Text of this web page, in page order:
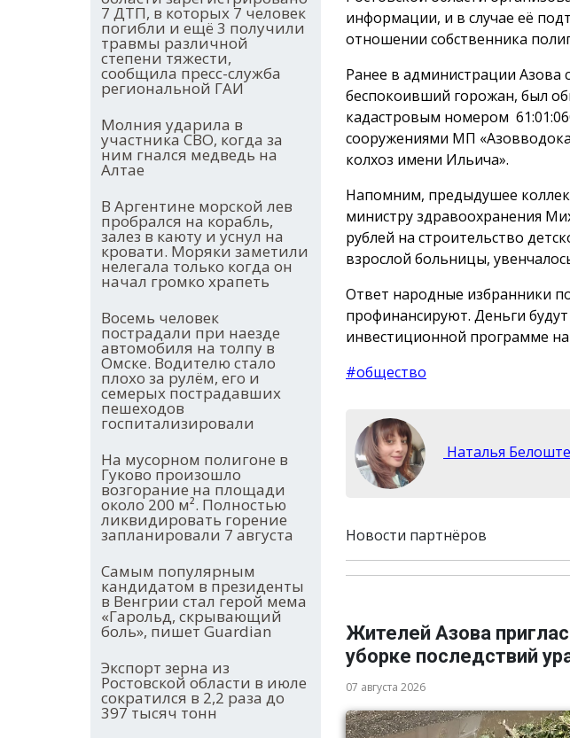
7 ДТП, в которых 7 человек
погибли и ещё 3 получили
травмы различной
степени тяжести,
сообщила пресс-служба
региональной ГАИ
Молния ударила в
участника СВО, когда за
ним гнался медведь на
Алтае
В Аргентине морской лев
пробрался на корабль,
залез в каюту и уснул на
кровати. Моряки заметили
нелегала только когда он
начал громко храпеть
Восемь человек
пострадали при наезде
автомобиля на толпу в
Омске. Водителю стало
плохо за рулём, его и
семерых пострадавших
пешеходов
госпитализировали
На мусорном полигоне в
Гуково произошло
возгорание на площади
около 200 м². Полностью
ликвидировать горение
запланировали 7 августа
Самым популярным
кандидатом в президенты
в Венгрии стал герой мема
«Гарольд, скрывающий
боль», пишет Guardian
Экспорт зерна из
Ростовской области в июле
сократился в 2,2 раза до
397 тысяч тонн
информации, и в случае её
отношении собственника
Ранее в администрации Азова
беспокоивший горожан, был
кадастровым номером
сооружениями МП
колхоз имени Ильича».
Напомним, предыдушее
министру здравоохранения
рублей на строительство
взрослой больницы,
Ответ народные избранники
профинансируют. Деньги
инвестиционной программе на
#общество
Наталья
Новости партнёров
Жителей Азова
уборке последствий
07 августа 2026